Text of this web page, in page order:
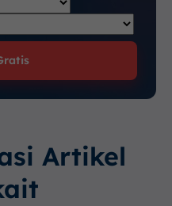
Artikel